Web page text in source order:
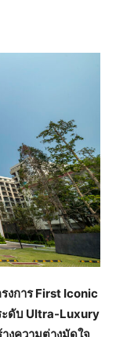
งการ First Iconic
ดับ Ultra-Luxury